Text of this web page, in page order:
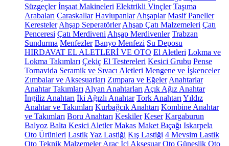
Süzgeçler İnşaat Makineleri Elektrikli Vinçler Taşıma
Arabaları Caraskallar Havlupanlar Ahşaplar Masif Paneller
Keresteler Ahşap Seperatörler Ahşap Çatı Malzemeleri Çatı
Penceresi Çatı Merdiveni Ahşap Merdivenler Trabzan
Sundurma Menfezler Banyo Menfezi Su Deposu
HIRDAVAT EL ALETLERİ VE OTO El Aletleri Lokma ve
Lokma Takımları Çekiç El Testereleri Kesici Grubu Pense
Tornavida Seramik ve Sıvacı Aletleri Mengene ve İşkenceler
Zımbalar ve Aksesuarları Zımpara ve Eğeler Anahtarlar
Anahtar Takımları Alyan Anahtarları Açık Ağız Anahtar
İngiliz Anahtarı İki Ağızlı Anahtar Tork Anahtarı Yıldız
Anahtar ve Takımları Kurbağcık Anahtarı Kombine Anahtar
ve Takımları Boru Anahtarı Keskiler Keser Kargaburun
Balyoz Balta Kesici Aletler Makas Maket Bıçağı Iskarpela
Oto Ürünleri LastikYaz Lastiği Kış Lastiği 4 Mevsim Lastik
Oto Teknik Malzemeler Araç İçi Aksesuar Oto Güneşlik Oto